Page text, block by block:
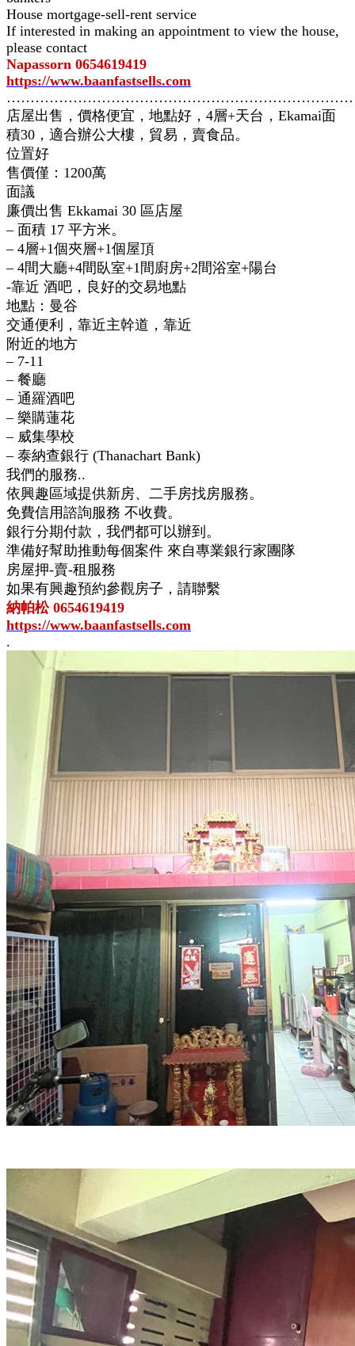
House mortgage-sell-rent service
If interested in making an appointment to view the house,
please contact
Napassorn 0654619419
https://www.baanfastsells.com
店屋出售，價格便宜，地點好，4層+天台，Ekamai面
積30，適合辦公大樓，貿易，賣食品。
位置好
售價僅：1200萬
面議
廉價出售 Ekkamai 30 區店屋
– 面積 17 平方米。
– 4層+1個夾層+1個屋頂
– 4間大廳+4間臥室+1間廚房+2間浴室+陽台
-靠近 酒吧，良好的交易地點
地點：曼谷
交通便利，靠近主幹道，靠近
附近的地方
– 7-11
– 餐廳
– 通羅酒吧
– 樂購蓮花
– 威集學校
– 泰納查銀行 (Thanachart Bank)
我們的服務..
依興趣區域提供新房、二手房找房服務。
免費信用諮詢服務 不收費。
銀行分期付款，我們都可以辦到。
準備好幫助推動每個案件 來自專業銀行家團隊
房屋押-賣-租服務
如果有興趣預約參觀房子，請聯繫
納帕松 0654619419
https://www.baanfastsells.com
.